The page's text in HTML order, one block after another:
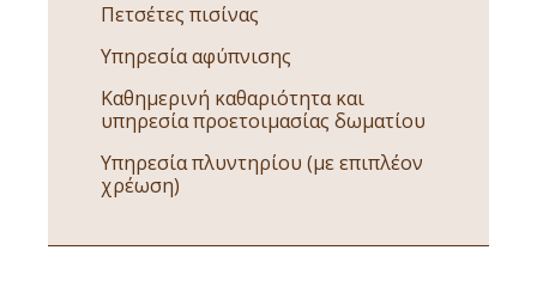
Πετσέτες πισίνας
Υπηρεσία αφύπνισης
Καθημερινή καθαριότητα και
υπηρεσία προετοιμασίας δωματίου
Υπηρεσία πλυντηρίου (με επιπλέον
χρέωση)